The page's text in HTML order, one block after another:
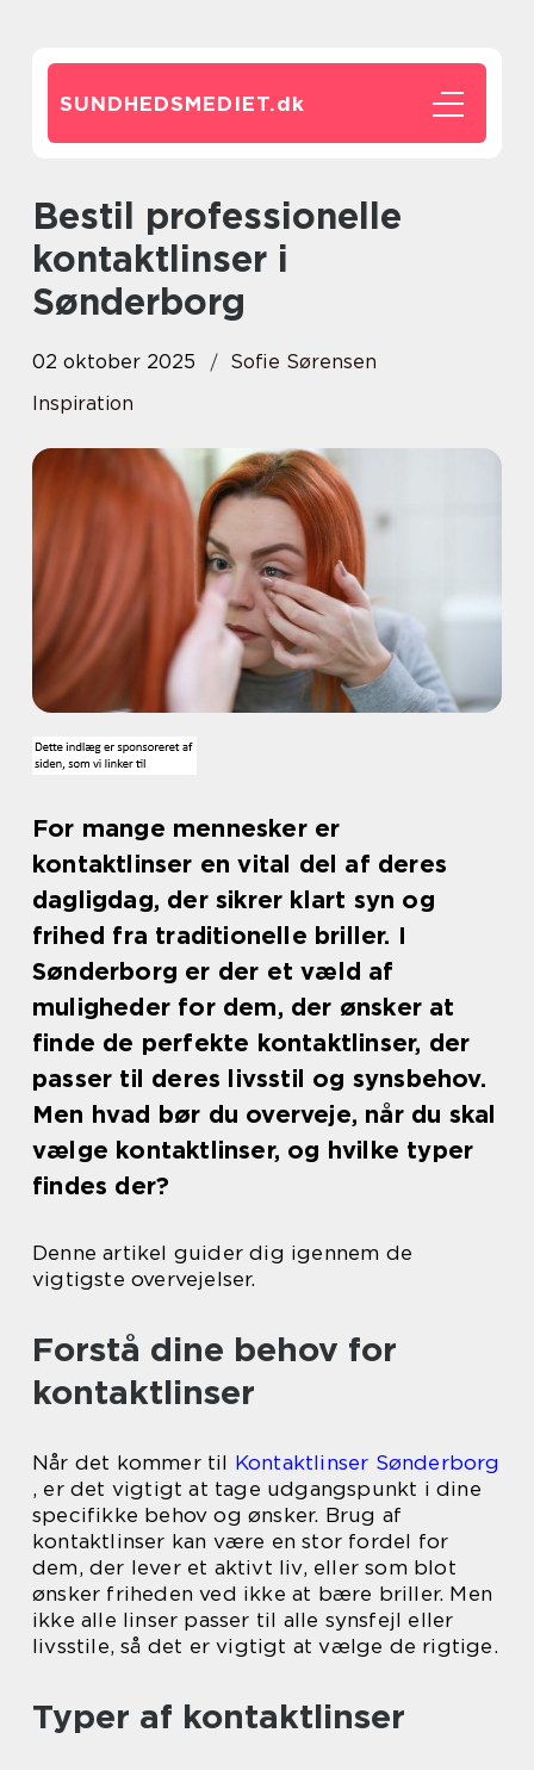
SUNDHEDSMEDIET.dk
Bestil professionelle
kontaktlinser i
Sønderborg
02 oktober 2025
Sofie Sørensen
Inspiration
For mange mennesker er
kontaktlinser en vital del af deres
dagligdag, der sikrer klart syn og
frihed fra traditionelle briller. I
Sønderborg er der et væld af
muligheder for dem, der ønsker at
finde de perfekte kontaktlinser, der
passer til deres livsstil og synsbehov.
Men hvad bør du overveje, når du skal
vælge kontaktlinser, og hvilke typer
findes der?
Denne artikel guider dig igennem de
vigtigste overvejelser.
Forstå dine behov for
kontaktlinser
Når det kommer til Kontaktlinser Sønderborg
, er det vigtigt at tage udgangspunkt i dine
specifikke behov og ønsker. Brug af
kontaktlinser kan være en stor fordel for
dem, der lever et aktivt liv, eller som blot
ønsker friheden ved ikke at bære briller. Men
ikke alle linser passer til alle synsfejl eller
livsstile, så det er vigtigt at vælge de rigtige.
Typer af kontaktlinser